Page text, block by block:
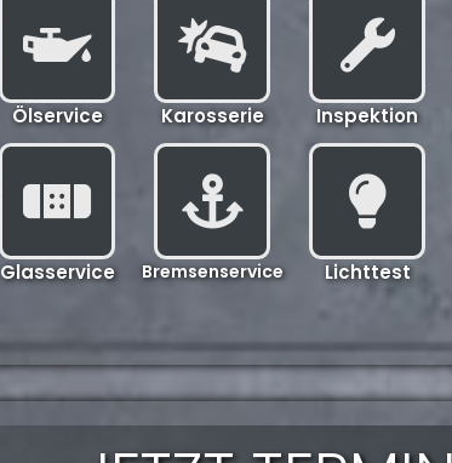
Ölservice Karosserie Inspektion
Glasservice Bremsenservice Lichttest